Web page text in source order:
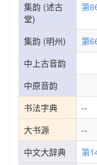
集韵 (述古
堂)
第
集韵 (明州) 第
中上古音韵
中原音韵
书法字典
--
大书源
--
中文大辞典
第